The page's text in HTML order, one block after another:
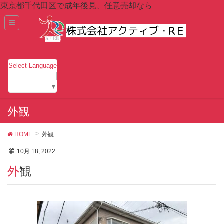
東京都千代田区で成年後見、任意売却なら
Select Language
▼
外観
HOME 外観
10月 18, 2022
外観